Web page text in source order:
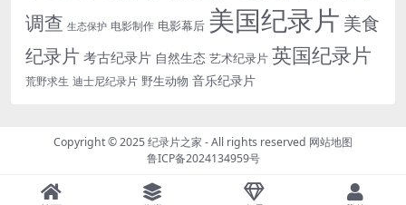
调查 生态保护 电影制作 电影幕后 美国纪录片 美食
纪录片考古纪录片 自然生态 艺术纪录片 英国纪录片
荒野求生 迪士尼纪录片 野生动物 音乐纪录片
Copyright © 2025纪录片之家 - All rights reserved 网站地图
鲁ICP备2024134959号